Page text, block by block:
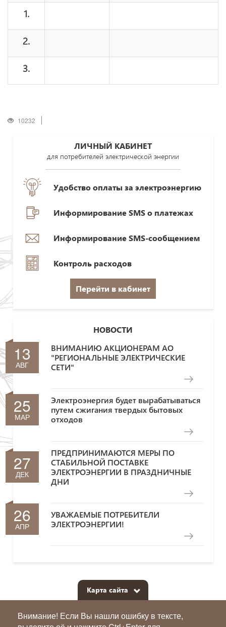
1.
2.
3.
10232
ЛИЧНЫЙ КАБИНЕТ
для потребителей электрической энергии
Удобство оплаты за электроэнергию
Информирование SMS о платежах
Информирование SMS-сообщением
Контроль расходов
Перейти в кабинет
НОВОСТИ
13
АВГ
ВНИМАНИЮ АКЦИОНЕРАМ АО
"РЕГИОНАЛЬНЫЕ ЭЛЕКТРИЧЕСКИЕ
СЕТИ"
25
МАР
Электроэнергия будет вырабатываться
путем сжигания твердых бытовых
отходов
27
ДЕК
ПРЕДПРИНИМАЮТСЯ МЕРЫ ПО
СТАБИЛЬНОЙ ПОСТАВКЕ
ЭЛЕКТРОЭНЕРГИИ В ПРАЗДНИЧНЫЕ
ДНИ
26
АПР
УВАЖАЕМЫЕ ПОТРЕБИТЕЛИ
ЭЛЕКТРОЭНЕРГИИ!
Карта сайта
Внимание! Если Вы нашли ошибку в тексте,